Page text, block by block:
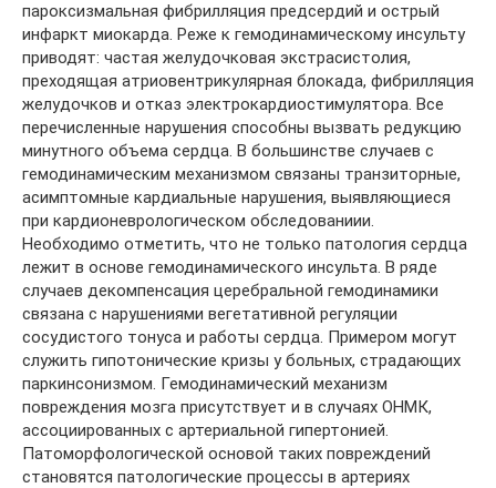
пароксизмальная фибрилляция предсердий и острый
инфаркт миокарда. Реже к гемодинамическому инсульту
приводят: частая желудочковая экстрасистолия,
преходящая атриовентрикулярная блокада, фибрилляция
желудочков и отказ электрокардиостимулятора. Все
перечисленные нарушения способны вызвать редукцию
минутного объема сердца. В большинстве случаев с
гемодинамическим механизмом связаны транзиторные,
асимптомные кардиальные нарушения, выявляющиеся
при кардионеврологическом обследованиии.
Необходимо отметить, что не только патология сердца
лежит в основе гемодинамического инсульта. В ряде
случаев декомпенсация церебральной гемодинамики
связана с нарушениями вегетативной регуляции
сосудистого тонуса и работы сердца. Примером могут
служить гипотонические кризы у больных, страдающих
паркинсонизмом. Гемодинамический механизм
повреждения мозга присутствует и в случаях ОНМК,
ассоциированных с артериальной гипертонией.
Патоморфологической основой таких повреждений
становятся патологические процессы в артериях